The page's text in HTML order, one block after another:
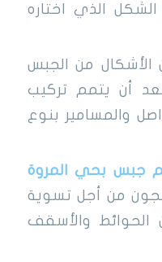
الذي اختاره
الأشكال من الجبس
أن يتمم تركيب
والمسامير بنوع
جبس بحي المروة
من أجل تسوية
والأسقف